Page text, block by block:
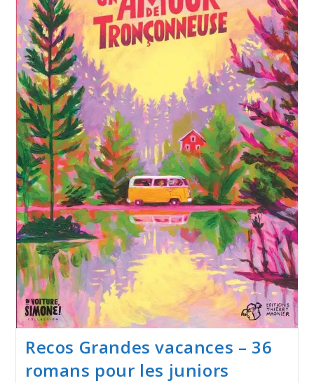
Recos Grandes vacances – 36
romans pour les juniors